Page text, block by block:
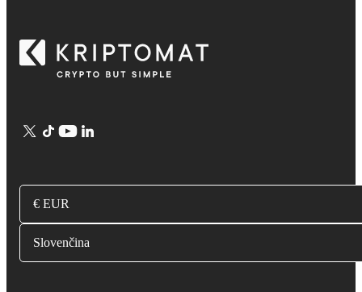
€ EUR
Slovenčina